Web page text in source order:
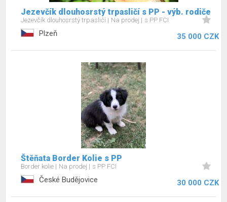
Jezevčík dlouhosrstý trpasličí s PP - výb. rodiče
Jezevčík dlouhosrstý trpasličí Na prodej s PP FCI
Plzeň 35 000 CZK
Štěňata Border Kolie s PP
Border kolie Na prodej s PP FCI
České Budějovice 30 000 CZK